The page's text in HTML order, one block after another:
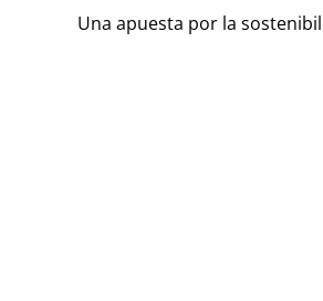
Una apuesta por la